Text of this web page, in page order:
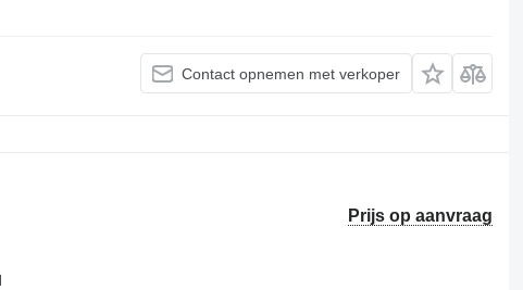
Contact opnemen met verkoper
Prijs op aanvraag